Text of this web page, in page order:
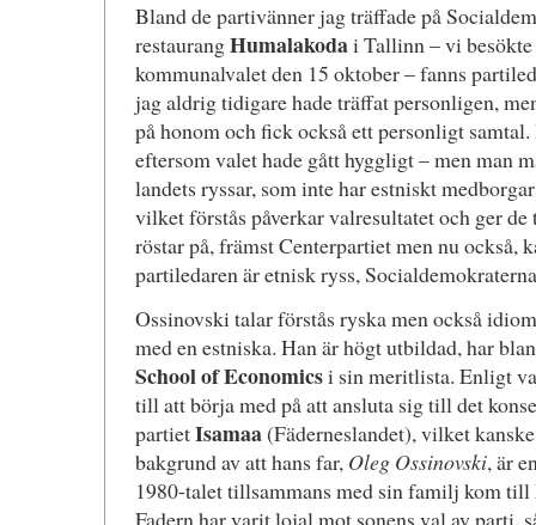
Bland de partivänner jag träffade på
restaurangHumalakodai Tallinn – vi besökte
kommunalvalet den 15 oktober – fanns
jag aldrig tidigare hade träffat personligen,
på honom och fick också ett personligt
eftersom valet hade gått hyggligt – men man
landets ryssar, som inte har estniskt
vilket förstås påverkar valresultatet och ger de
röstar på, främst Centerpartiet men nu också,
partiledaren är etnisk ryss,
Ossinovski talar förstås ryska men också
med en estniska. Han är högt utbildad, har
School of Economicsi sin meritlista. Enligt
till att börja med på att ansluta sig till det
partietIsamaa(Fäderneslandet), vilket
bakgrund av att hans far, Oleg Ossinovski, är
1980-talet tillsammans med sin familj kom till
Fadern har varit lojal mot sonens val av parti,